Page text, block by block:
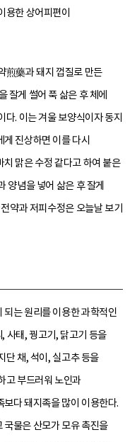
용한 상어피편이
煎藥과 돼지 껍질로 만든
잘게 썰어 푹 삶은 후 체에
다. 이는 겨울 보양식이자 동지
진상하면 이를 다시
맑은 수정 같다고 하여 붙은
양념을 넣어 삶은 후 잘게
약과 저피수정은 오늘날 보기
는 원리를 이용한 과학적인
사태, 꿩고기, 닭고기 등을
단 채, 석이, 실고추 등을
고 부드러워 노인과
다 돼지족을 많이 이용한다.
물은 산모가 모유 촉진을